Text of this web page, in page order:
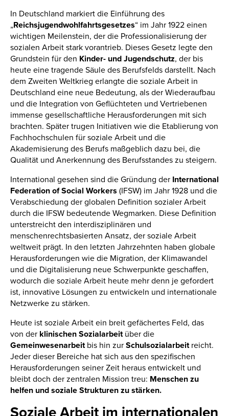
In Deutschland markiert die Einführung des
„Reichsjugendwohlfahrtsgesetzes“ im Jahr 1922 einen
wichtigen Meilenstein, der die Professionalisierung der
sozialen Arbeit stark vorantrieb. Dieses Gesetz legte den
Grundstein für den Kinder- und Jugendschutz, der bis
heute eine tragende Säule des Berufsfelds darstellt. Nach
dem Zweiten Weltkrieg erlangte die soziale Arbeit in
Deutschland eine neue Bedeutung, als der Wiederaufbau
und die Integration von Geflüchteten und Vertriebenen
immense gesellschaftliche Herausforderungen mit sich
brachten. Später trugen Initiativen wie die Etablierung von
Fachhochschulen für soziale Arbeit und die
Akademisierung des Berufs maßgeblich dazu bei, die
Qualität und Anerkennung des Berufsstandes zu steigern.
International gesehen sind die Gründung der International
Federation of Social Workers (IFSW) im Jahr 1928 und die
Verabschiedung der globalen Definition sozialer Arbeit
durch die IFSW bedeutende Wegmarken. Diese Definition
unterstreicht den interdisziplinären und
menschenrechtsbasierten Ansatz, der soziale Arbeit
weltweit prägt. In den letzten Jahrzehnten haben globale
Herausforderungen wie die Migration, der Klimawandel
und die Digitalisierung neue Schwerpunkte geschaffen,
wodurch die soziale Arbeit heute mehr denn je gefordert
ist, innovative Lösungen zu entwickeln und internationale
Netzwerke zu stärken.
Heute ist soziale Arbeit ein breit gefächertes Feld, das
von der klinischen Sozialarbeitüber die
Gemeinwesenarbeitbis hin zur Schulsozialarbeitreicht.
Jeder dieser Bereiche hat sich aus den spezifischen
Herausforderungen seiner Zeit heraus entwickelt und
bleibt doch der zentralen Mission treu: Menschen zu
helfen und soziale Strukturen zu stärken.
Soziale Arbeit im internationalen